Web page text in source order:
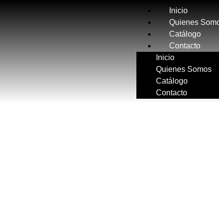
Inicio
Quienes
Catálogo
Contacto
Inicio
Quienes Somos
Catálogo
Contacto